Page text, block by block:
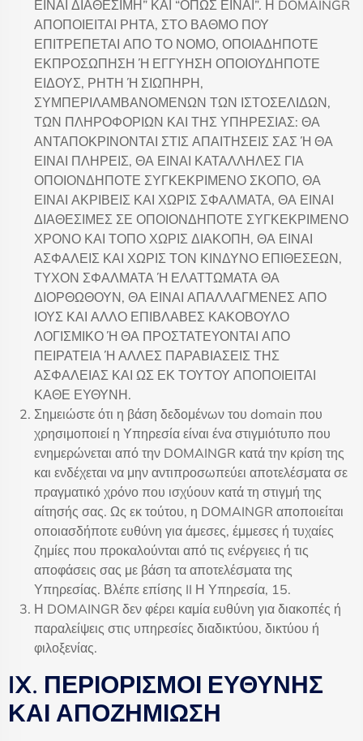
ΕΙΝΑΙ ΔΙΑΘΕΣΙΜΗ” ΚΑΙ “ΟΠΩΣ ΕΙΝΑΙ”. Η DOMAINGR
ΑΠΟΠΟΙΕΙΤΑΙ ΡΗΤΑ, ΣΤΟ ΒΑΘΜΟ ΠΟΥ
ΕΠΙΤΡΕΠΕΤΑΙ ΑΠΟ ΤΟ ΝΟΜΟ, ΟΠΟΙΑΔΗΠΟΤΕ
ΕΚΠΡΟΣΩΠΗΣΗ Ή ΕΓΓΥΗΣΗ ΟΠΟΙΟΥΔΗΠΟΤΕ
ΕΙΔΟΥΣ, ΡΗΤΗ Ή ΣΙΩΠΗΡΗ,
ΣΥΜΠΕΡΙΛΑΜΒΑΝΟΜΕΝΩΝ ΤΩΝ ΙΣΤΟΣΕΛΙΔΩΝ,
ΤΩΝ ΠΛΗΡΟΦΟΡΙΩΝ ΚΑΙ ΤΗΣ ΥΠΗΡΕΣΙΑΣ: ΘΑ
ΑΝΤΑΠΟΚΡΙΝΟΝΤΑΙ ΣΤΙΣ ΑΠΑΙΤΗΣΕΙΣ ΣΑΣ Ή ΘΑ
ΕΙΝΑΙ ΠΛΗΡΕΙΣ, ΘΑ ΕΙΝΑΙ ΚΑΤΑΛΛΗΛΕΣ ΓΙΑ
ΟΠΟΙΟΝΔΗΠΟΤΕ ΣΥΓΚΕΚΡΙΜΕΝΟ ΣΚΟΠΟ, ΘΑ
ΕΙΝΑΙ ΑΚΡΙΒΕΙΣ ΚΑΙ ΧΩΡΙΣ ΣΦΑΛΜΑΤΑ, ΘΑ ΕΙΝΑΙ
ΔΙΑΘΕΣΙΜΕΣ ΣΕ ΟΠΟΙΟΝΔΗΠΟΤΕ ΣΥΓΚΕΚΡΙΜΕΝΟ
ΧΡΟΝΟ ΚΑΙ ΤΟΠΟ ΧΩΡΙΣ ΔΙΑΚΟΠΗ, ΘΑ ΕΙΝΑΙ
ΑΣΦΑΛΕΙΣ ΚΑΙ ΧΩΡΙΣ ΤΟΝ ΚΙΝΔΥΝΟ ΕΠΙΘΕΣΕΩΝ,
ΤΥΧΟΝ ΣΦΑΛΜΑΤΑ Ή ΕΛΑΤΤΩΜΑΤΑ ΘΑ
ΔΙΟΡΘΩΘΟΥΝ, ΘΑ ΕΙΝΑΙ ΑΠΑΛΛΑΓΜΕΝΕΣ ΑΠΟ
ΙΟΥΣ ΚΑΙ ΑΛΛΟ ΕΠΙΒΛΑΒΕΣ ΚΑΚΟΒΟΥΛΟ
ΛΟΓΙΣΜΙΚΟ Ή ΘΑ ΠΡΟΣΤΑΤΕΥΟΝΤΑΙ ΑΠΟ
ΠΕΙΡΑΤΕΙΑ Ή ΑΛΛΕΣ ΠΑΡΑΒΙΑΣΕΙΣ ΤΗΣ
ΑΣΦΑΛΕΙΑΣ ΚΑΙ ΩΣ ΕΚ ΤΟΥΤΟΥ ΑΠΟΠΟΙΕΙΤΑΙ
ΚΑΘΕ ΕΥΘΥΝΗ.
Σημειώστε ότι η βάση δεδομένων του domain που
χρησιμοποιεί η Υπηρεσία είναι ένα στιγμιότυπο που
ενημερώνεται από την DOMAINGR κατά την κρίση της
και ενδέχεται να μην αντιπροσωπεύει αποτελέσματα σε
πραγματικό χρόνο που ισχύουν κατά τη στιγμή της
αίτησής σας. Ως εκ τούτου, η DOMAINGR αποποιείται
οποιασδήποτε ευθύνη για άμεσες, έμμεσες ή τυχαίες
ζημίες που προκαλούνται από τις ενέργειες ή τις
αποφάσεις σας με βάση τα αποτελέσματα της
Υπηρεσίας. Βλέπε επίσης II Η Υπηρεσία, 15.
Η DOMAINGR δεν φέρει καμία ευθύνη για διακοπές ή
παραλείψεις στις υπηρεσίες διαδικτύου, δικτύου ή
φιλοξενίας.
IX. ΠΕΡΙΟΡΙΣΜΟΙ ΕΥΘΥΝΗΣ
ΚΑΙ ΑΠΟΖΗΜΙΩΣΗ